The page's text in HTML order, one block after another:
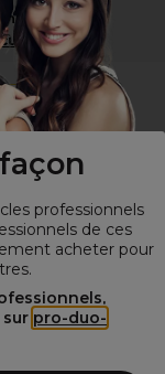
professionnels
de ces
acheter pour
pro-duo-
?
!
proposons une
coiffure et